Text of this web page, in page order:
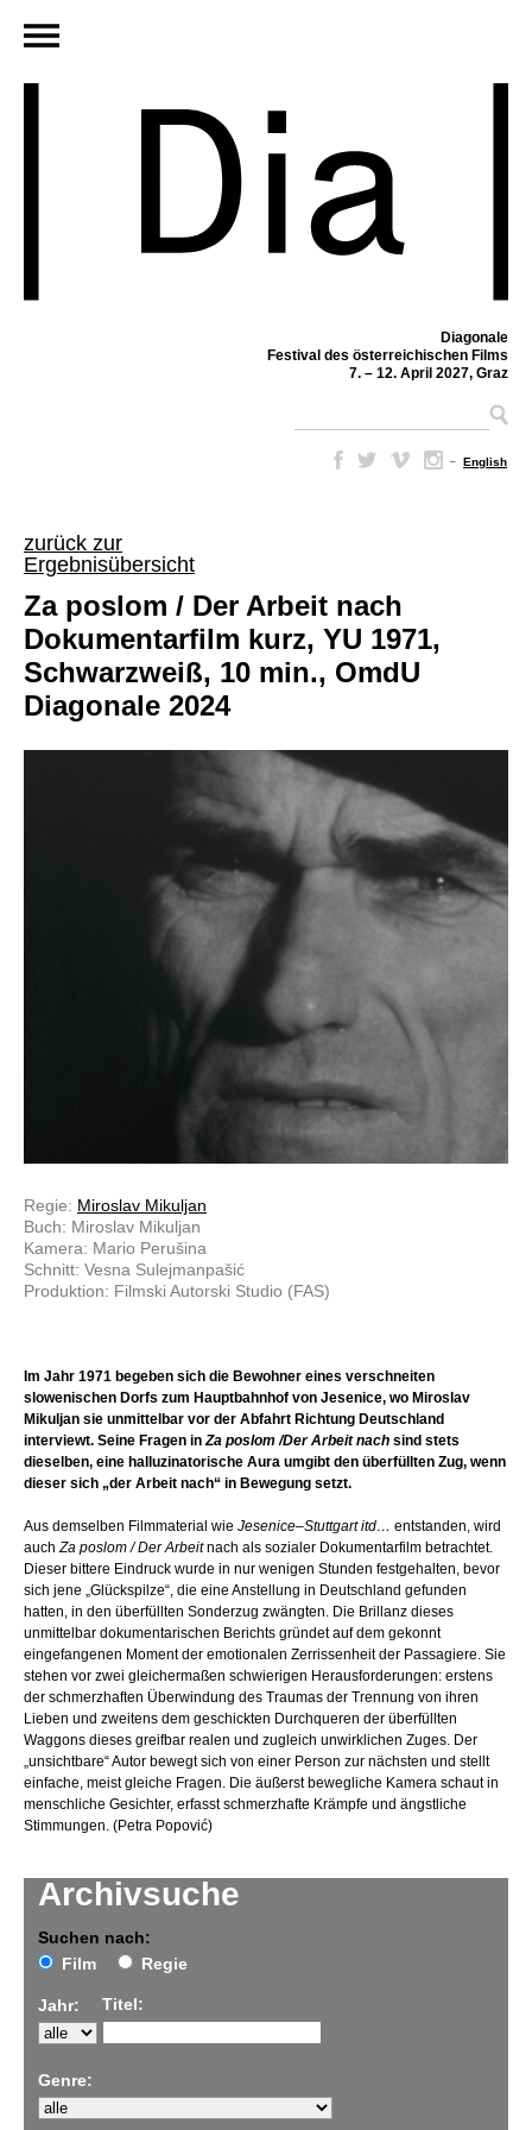
Diagonale
Festival des österreichischen Films
7. – 12. April 2027, Graz
– English
zurück zur
Ergebnisübersicht
Archivsuche
Suchen nach:
Film
Regie
Jahr: Titel:
Genre:
Za poslom / Der Arbeit nach
Dokumentarfilm kurz, YU 1971,
Schwarzweiß, 10 min., OmdU
Diagonale 2024
Regie: Miroslav Mikuljan
Buch: Miroslav Mikuljan
Kamera: Mario Perušina
Schnitt: Vesna Sulejmanpašić
Produktion: Filmski Autorski Studio (FAS)
Im Jahr 1971 begeben sich die Bewohner eines verschneiten
slowenischen Dorfs zum Hauptbahnhof von Jesenice, wo Miroslav
Mikuljan sie unmittelbar vor der Abfahrt Richtung Deutschland
interviewt. Seine Fragen inZa poslom /Der Arbeit nach sind stets
dieselben, eine halluzinatorische Aura umgibt den überfüllten Zug, wenn
dieser sich „der Arbeit nach“ in Bewegung setzt.
Aus demselben Filmmaterial wie Jesenice–Stuttgart itd… entstanden, wird
auchZa poslom / Der Arbeitnach als sozialer Dokumentarfilm betrachtet.
Dieser bittere Eindruck wurde in nur wenigen Stunden festgehalten, bevor
sich jene „Glückspilze“, die eine Anstellung in Deutschland gefunden
hatten, in den überfüllten Sonderzug zwängten. Die Brillanz dieses
unmittelbar dokumentarischen Berichts gründet auf dem gekonnt
eingefangenen Moment der emotionalen Zerrissenheit der Passagiere. Sie
stehen vor zwei gleichermaßen schwierigen Herausforderungen: erstens
der schmerzhaften Überwindung des Traumas der Trennung von ihren
Lieben und zweitens dem geschickten Durchqueren der überfüllten
Waggons dieses greifbar realen und zugleich unwirklichen Zuges. Der
„unsichtbare“ Autor bewegt sich von einer Person zur nächsten und stellt
einfache, meist gleiche Fragen. Die äußerst bewegliche Kamera schaut in
menschliche Gesichter, erfasst schmerzhafte Krämpfe und ängstliche
Stimmungen. (Petra Popović)